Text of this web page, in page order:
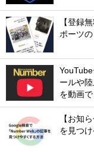
【登録
ポーツ
ールや
を動画で
【お知
を見つ